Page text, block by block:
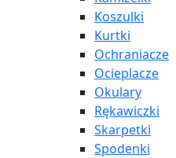
Koszulki
Kurtki
Ochraniacze
Ocieplacze
Okulary
Rękawiczki
Skarpetki
Spodenki